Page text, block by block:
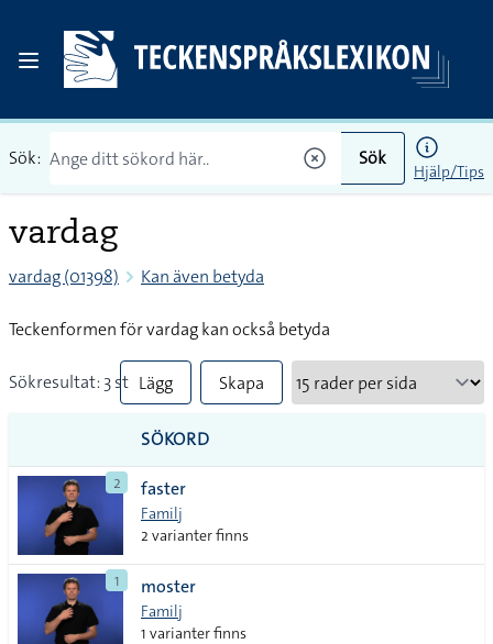
Sök: Sök
Hjälp/Tips
vardag
vardag (01398) Kan även betyda
Teckenformen för vardag kan också betyda
Sökresultat: 3 st Lägg
till
alla i
lista
Skapa
SÖKORD
2 faster
Familj
2 varianter finns
1 moster
Familj
1 varianter finns